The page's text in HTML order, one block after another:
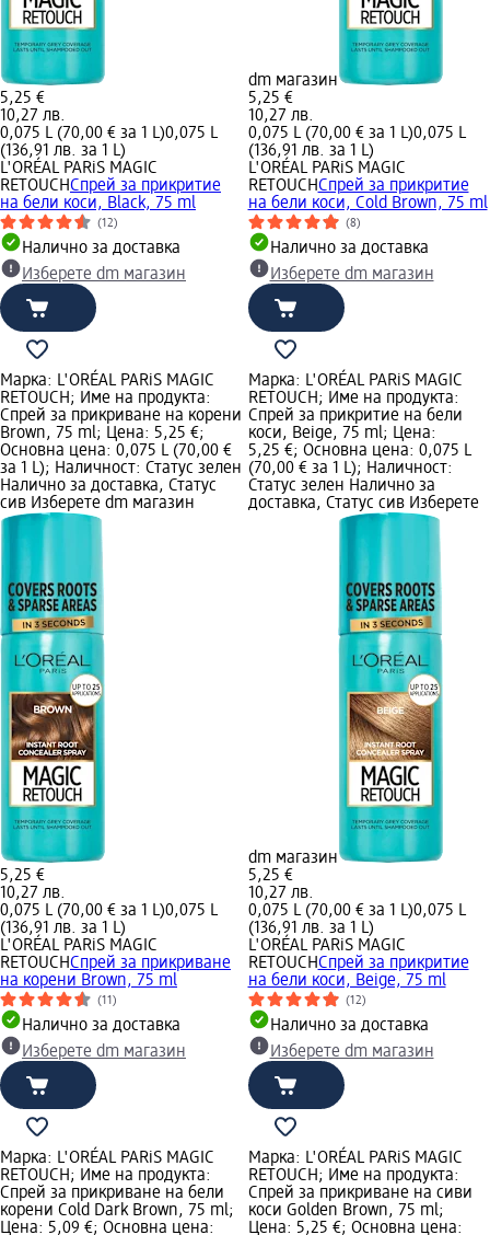
5,25 €
10,27 лв.
0,075 L (70,00 € за 1 L)0,075 L
(136,91 лв. за 1 L)
L'ORÉAL PARiS MAGIC
RETOUCHСпрей за прикритие
на бели коси, Black, 75 ml
(12)
Налично за доставка
Изберете dm магазин
dm магазин
5,25 €
10,27 лв.
0,075 L (70,00 € за 1 L)0,075 L
(136,91 лв. за 1 L)
L'ORÉAL PARiS MAGIC
RETOUCHСпрей за прикритие
на бели коси, Cold Brown, 75 ml
(8)
Налично за доставка
Изберете dm магазин
Марка: L'ORÉAL PARiS MAGIC
RETOUCH; Име на продукта:
Спрей за прикриване на корени
Brown, 75 ml; Цена: 5,25 €;
Основна цена: 0,075 L (70,00 €
за 1 L); Наличност: Статус зелен
Налично за доставка, Статус
сив Изберете dm магазин
5,25 €
10,27 лв.
0,075 L (70,00 € за 1 L)0,075 L
(136,91 лв. за 1 L)
L'ORÉAL PARiS MAGIC
RETOUCHСпрей за прикриване
на корени Brown, 75 ml
(11)
Налично за доставка
Изберете dm магазин
Марка: L'ORÉAL PARiS MAGIC
RETOUCH; Име на продукта:
Спрей за прикритие на бели
коси, Beige, 75 ml; Цена:
5,25 €; Основна цена: 0,075 L
(70,00 € за 1 L); Наличност:
Статус зелен Налично за
доставка, Статус сив Изберете
dm магазин
5,25 €
10,27 лв.
0,075 L (70,00 € за 1 L)0,075 L
(136,91 лв. за 1 L)
L'ORÉAL PARiS MAGIC
RETOUCHСпрей за прикритие
на бели коси, Beige, 75 ml
(12)
Налично за доставка
Изберете dm магазин
Марка: L'ORÉAL PARiS MAGIC
RETOUCH; Име на продукта:
Спрей за прикриване на бели
корени Cold Dark Brown, 75 ml;
Цена: 5,09 €; Основна цена:
Марка: L'ORÉAL PARiS MAGIC
RETOUCH; Име на продукта:
Спрей за прикриване на сиви
коси Golden Brown, 75 ml;
Цена: 5,25 €; Основна цена: